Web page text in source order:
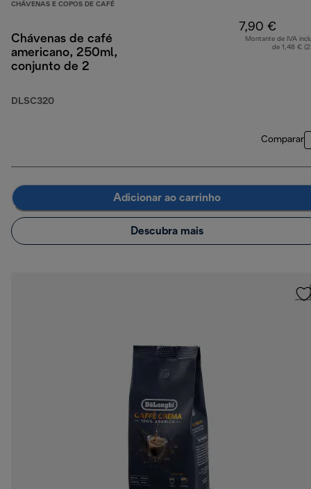
CHÁVENAS E COPOS DE CAFÉ
Chávenas de café
americano, 250ml,
conjunto de 2
DLSC320
7,90 €
Montante de IVA
de 1,48 €
Comparar
Adicionar ao carrinho
Descubra mais